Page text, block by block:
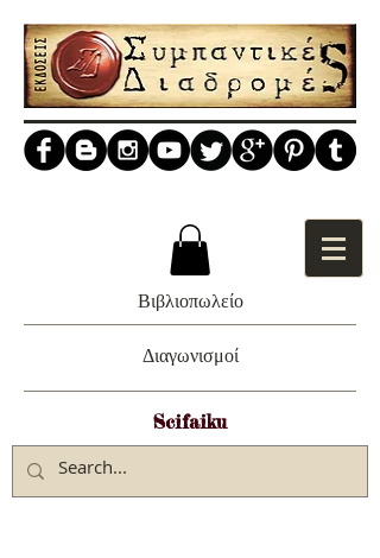
Βιβλιοπωλείο
Διαγωνισμοί
Scifaiku